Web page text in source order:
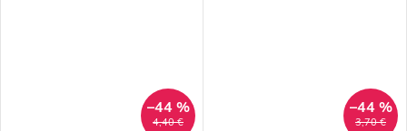
4,40 €
–44 %
3,70 €
–44 %